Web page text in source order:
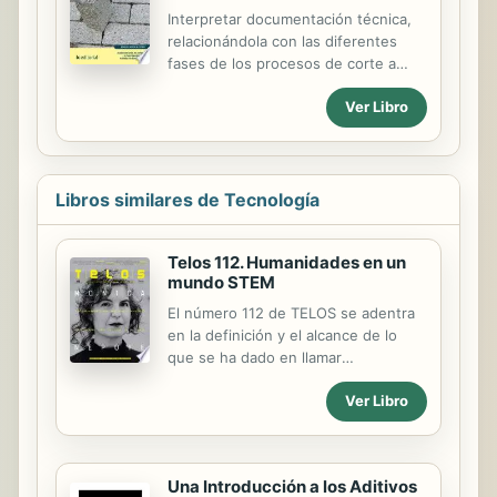
Interpretar documentación técnica,
relacionándola con las diferentes
fases de los procesos de corte a
medida y labores especiales. Realizar
las operaciones de replanteo según
especificaciones técnicas. Aplicar los
procedimientos de clasificación,
etiquetado, embalaje y carga de
productos acabados en piedra
estándares de calidad y las
exigencias técnicas establecidas.
Ebook ajustado al Certificado de
Profesionalidad Elaboración de
Piedra Natural.
Ver Libro
Libros similares de Tecnología
Telos 112. Humanidades en un
mundo STEM
El número 112 de TELOS se adentra
en la definición y el alcance de lo
que se ha dado en llamar
Humanidades digitales. El debate
que planteamos tiene que ver con la
esencia misma de lo que
Humanidades, con sus contenidos,
sus métodos, sus objetivos e
Ver Libro
Una Introducción a los Aditivos